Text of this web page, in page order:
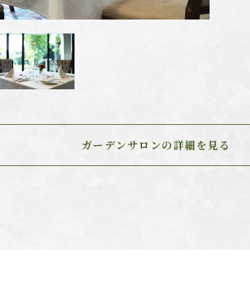
ガーデンサロンの詳細を見る